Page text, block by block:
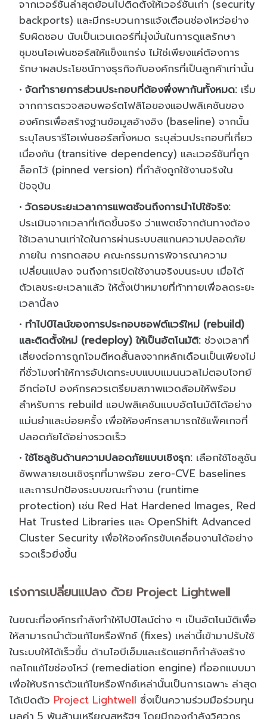
จากเวอร์ชันล่าสุดย้อนไปติดตั้งให้เวอร์ชันเก่า (security
backports) และมีกระบวนการแจ้งเตือนช่องโหว่อย่าง
รับผิดชอบ นับเป็นเวนเดอร์ที่มุ่งมั่นในการดูแลรักษา
ชุมชนโอเพ่นซอร์สให้แข็งแกร่ง ไม่ใช่เพียงแค่ต้องการ
รักษาผลประโยชน์ทางธุรกิจกับองค์กรที่เป็นลูกค้าเท่านั้น
จัดทำรายการส่วนประกอบที่ต้องพึ่งพากันทั้งหมด: เริ่ม
จากการตรวจสอบพอร์ตโฟลิโอของแอปพลิเคชันของ
องค์กรเพื่อสร้างฐานข้อมูลอ้างอิง (baseline) จากนั้น
ระบุไลบรารีโอเพ่นซอร์สทั้งหมด ระบุส่วนประกอบที่เกี่ยว
เนื่องกัน (transitive dependency) และเวอร์ชันที่ถูก
ล็อกไว้ (pinned version) ที่กำลังถูกใช้งานจริงใน
ปัจจุบัน
วัดรอบระยะเวลาการแพตช์จนถึงการนำไปใช้จริง:
ประเมินจากเวลาที่เกิดขึ้นจริง ว่าแพตช์จากต้นทางต้อง
ใช้เวลานานเท่าใดในการผ่านระบบสแกนความปลอดภัย
ภายใน การทดสอบ คณะกรรมการพิจารณาความ
เปลี่ยนแปลง จนถึงการเปิดใช้งานจริงบนระบบ เมื่อได้
ตัวเลขระยะเวลาแล้ว ให้ตั้งเป้าหมายที่ท้าทายเพื่อลดระยะ
เวลานี้ลง
ทำไปป์ไลน์ของการประกอบซอฟต์แวร์ใหม่ (rebuild)
และติดตั้งใหม่ (redeploy) ให้เป็นอัตโนมัติ: ช่วงเวลาที่
เสี่ยงต่อการถูกโจมตีหดสั้นลงจากหลักเดือนเป็นเพียงไม่
กี่ชั่วโมงทำให้การอัปเดทระบบแบบแมนนวลไม่ตอบโจทย์
อีกต่อไป องค์กรควรเตรียมสภาพแวดล้อมให้พร้อม
สำหรับการ rebuild แอปพลิเคชันแบบอัตโนมัติได้อย่าง
แม่นยำและบ่อยครั้ง เพื่อให้องค์กรสามารถใช้แพ็คเกจที่
ปลอดภัยได้อย่างรวดเร็ว
ใช้โซลูชันด้านความปลอดภัยแบบเชิงรุก: เลือกใช้โซลูชัน
ซัพพลายเชนเชิงรุกที่มาพร้อม zero-CVE baselines
และการปกป้องระบบขณะทำงาน (runtime
protection) เช่น Red Hat Hardened Images, Red
Hat Trusted Libraries และ OpenShift Advanced
Cluster Security เพื่อให้องค์กรขับเคลื่อนงานได้อย่าง
รวดเร็วยิ่งขึ้น
เร่งการเปลี่ยนแปลง ด้วย Project Lightwell
ในขณะที่องค์กรกำลังทำให้ไปป์ไลน์ต่าง ๆ เป็นอัตโนมัติเพื่อ
ให้สามารถนำตัวแก้ไขหรือฟิกซ์ (fixes) เหล่านี้เข้ามาปรับใช้
ในระบบให้ได้เร็วขึ้น ด้านไอบีเอ็มและเร้ดแฮทก็กำลังสร้าง
กลไกแก้ไขช่องโหว่ (remediation engine) ที่ออกแบบมา
เพื่อให้บริการตัวแก้ไขหรือฟิกซ์เหล่านั้นเป็นการเฉพาะ ล่าสุด
ได้เปิดตัว Project Lightwell ซึ่งเป็นความร่วมมือร่วมทุน